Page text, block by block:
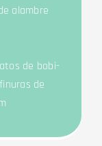
alambre
de bobi­
de